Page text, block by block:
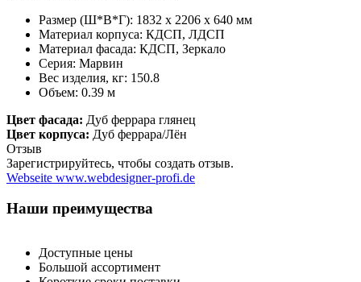
Размер (Ш*В*Г): 1832 x 2206 x 640 мм
Материал корпуса: КДСП, ЛДСП
Материал фасада: КДСП, Зеркало
Серия: Марвин
Вес изделия, кг: 150.8
Объем: 0.39 м
Цвет фасада: Дуб феррара глянец
Цвет корпуса: Дуб феррара/Лён
Отзыв
Зарегистрируйтесь, чтобы создать отзыв.
Webseite www.webdesigner-profi.de
Наши преимущества
Доступные цены
Большой ассортимент